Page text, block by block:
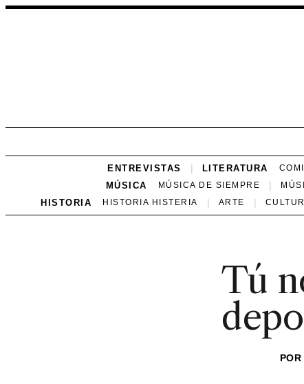
ENTREVISTAS LITERATURA
MÚSICA MÚSICA DE SIEMPRE
HISTORIA HISTORIA HISTERIA ARTE
Tú
POR